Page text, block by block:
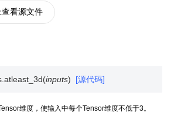
atleast_3d(inputs) [源代码]
维度，使输入中每个Tensor维度不低于3。